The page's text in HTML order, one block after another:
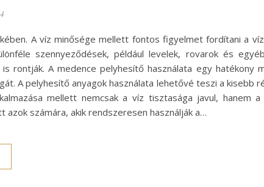
A víz minősége mellett fontos figyelmet fordítani a
szennyeződések, például levelek, rovarok és
rontják. A medence pelyhesítő használata egy hatékony
A pelyhesítő anyagok használata lehetővé teszi a kisebb
mellett nemcsak a víz tisztasága javul, hanem a
azok számára, akik rendszeresen használják a…